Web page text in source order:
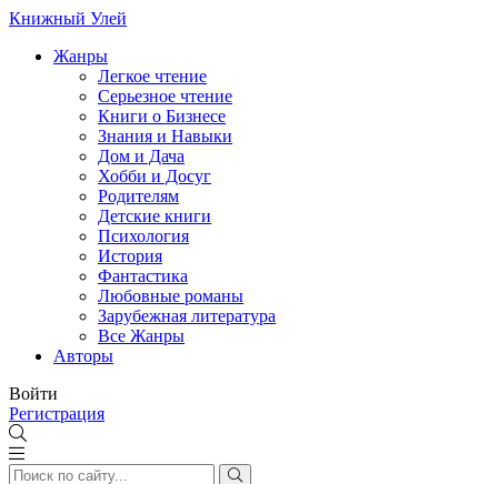
Книжный Улей
Жанры
Легкое чтение
Серьезное чтение
Книги о Бизнесе
Знания и Навыки
Дом и Дача
Хобби и Досуг
Родителям
Детские книги
Психология
История
Фантастика
Любовные романы
Зарубежная литература
Все Жанры
Авторы
Войти
Регистрация